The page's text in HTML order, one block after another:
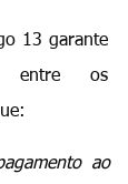
13 garante
entre os
ao